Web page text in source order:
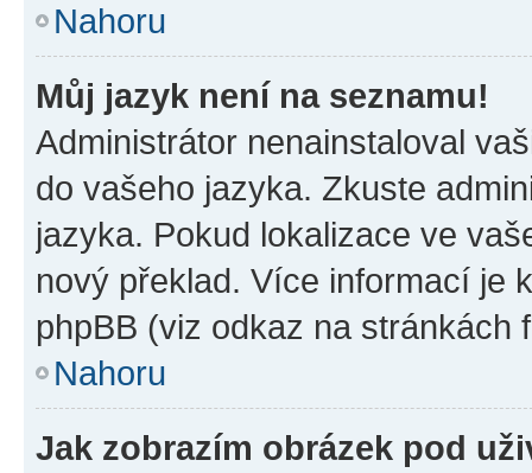
Nahoru
Můj jazyk není na seznamu!
Administrátor nenainstaloval
do vašeho jazyka. Zkuste
jazyka. Pokud lokalizace ve
nový překlad. Více informací je
phpBB (viz odkaz na stránkách
Nahoru
Jak zobrazím obrázek pod